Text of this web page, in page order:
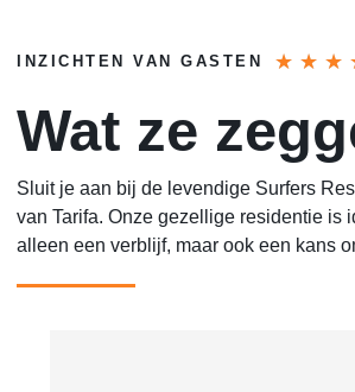
INZICHTEN VAN GASTEN ★ ★ ★
Wat ze
Sluit je aan bij de levendige Surfers
van Tarifa. Onze gezellige residentie is
alleen een verblijf, maar ook een kans